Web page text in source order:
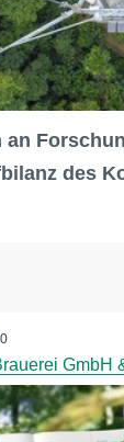
an
des
GmbH